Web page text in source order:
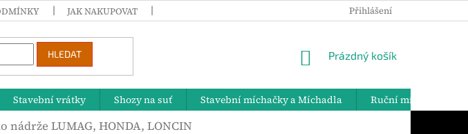
JAK NAKUPOVAT DOPRAVA A PLATBY
Přihlášení
HLEDAT
NÁKUPNÍ
Prázdný košík
Stavební vrátky Shozy na suť Stavební míchačky a Míchadla Ruční míchadla
nádrže LUMAG, HONDA, LONCIN